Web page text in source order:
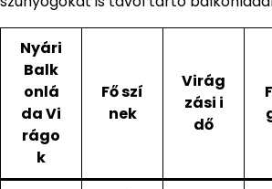
Nyári
Balk
onlá
da Vi
rágo
k
Fő szí
nek
Virág
zási i
dő